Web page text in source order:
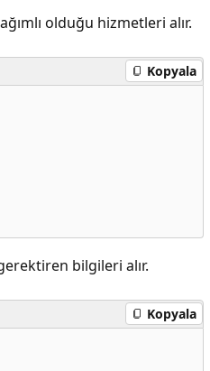
olduğu hizmetleri alır.
Kopyala
bilgileri alır.
Kopyala